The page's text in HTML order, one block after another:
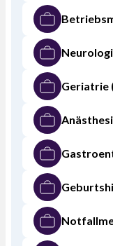
Geriatrie